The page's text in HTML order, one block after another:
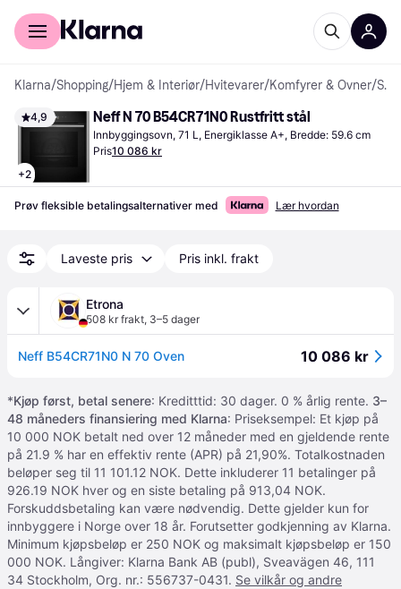
For kunder
Klarna/Shopping/Hjem & Interiør/Hvitevarer/Komfyrer & Ovner/ Stekeovner
4,9
+2
Neff N 70 B54CR71N0 Rustfritt stål
Innbyggingsovn, 71 L, Energiklasse A+, Bredde: 59.6 cm
Pris10 086 kr
Prøv fleksible betalingsalternativer med Lær hvordan
Laveste pris Pris inkl. frakt
Etrona
508 kr frakt, 3–5 dager
Neff B54CR71N0 N 70 Oven 10 086 kr
*Kjøp først, betal senere: Kreditttid: 30 dager. 0 % årlig rente. 3–
48 måneders finansiering med Klarna: Priseksempel: Et kjøp på
10 000 NOK betalt ned over 12 måneder med en gjeldende rente
på 21.9 % har en effektiv rente (APR) på 21,90%. Totalkostnaden
beløper seg til 11 101.12 NOK. Dette inkluderer 11 betalinger på
926.19 NOK hver og en siste betaling på 913,04 NOK.
Forskuddsbetaling kan være nødvendig. Dette gjelder kun for
innbyggere i Norge over 18 år. Forutsetter godkjenning av Klarna.
Minimum kjøpsbeløp er 250 NOK og maksimalt kjøpsbeløp er 150
000 NOK. Långiver: Klarna Bank AB (publ), Sveavägen 46, 111
34 Stockholm, Org. nr.: 556737-0431. Se vilkår og andre